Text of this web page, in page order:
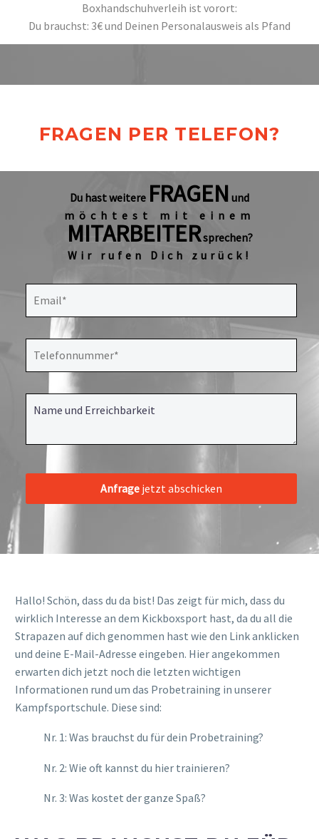
Boxhandschuhverleih ist vorort:
Du brauchst: 3€ und Deinen Personalausweis als Pfand
FRAGEN PER TELEFON?
Du hast weitere FRAGEN und
möchtest mit einem
MITARBEITERsprechen?
Wir rufen Dich zurück!
Anfragejetzt abschicken
Hallo! Schön, dass du da bist! Das zeigt für mich, dass du
wirklich Interesse an dem Kickboxsport hast, da du all die
Strapazen auf dich genommen hast wie den Link anklicken
und deine E-Mail-Adresse eingeben. Hier angekommen
erwarten dich jetzt noch die letzten wichtigen
Informationen rund um das Probetraining in unserer
Kampfsportschule. Diese sind:
Nr. 1: Was brauchst du für dein Probetraining?
Nr. 2: Wie oft kannst du hier trainieren?
Nr. 3: Was kostet der ganze Spaß?